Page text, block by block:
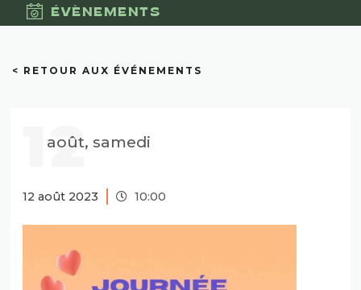
ÉVÈNEMENTS
< RETOUR AUX ÉVÉNEMENTS
12
août, samedi
12 août 2023 10:00